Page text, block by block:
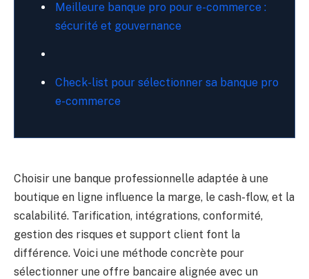
Meilleure banque pro pour e-commerce :
sécurité et gouvernance
Check-list pour sélectionner sa banque pro
e-commerce
Choisir une banque professionnelle adaptée à une
boutique en ligne influence la marge, le cash-flow, et la
scalabilité. Tarification, intégrations, conformité,
gestion des risques et support client font la
différence. Voici une méthode concrète pour
sélectionner une offre bancaire alignée avec un